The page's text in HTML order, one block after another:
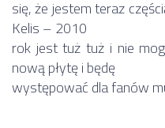
się, że jestem teraz
Kelis – 2010
rok jest tuż tuż i nie
nową płytę i będę
występować dla fanów